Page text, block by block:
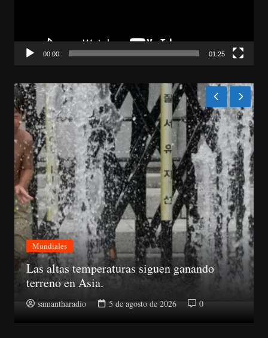
00:00 01:25
Mundiales
Un portavoz de la OTAN dijo que el dron se
encontraba cerca de cuatro aeronaves de
carga ucraniana Antonov.
samantharadio 5 de agosto de 2026 0